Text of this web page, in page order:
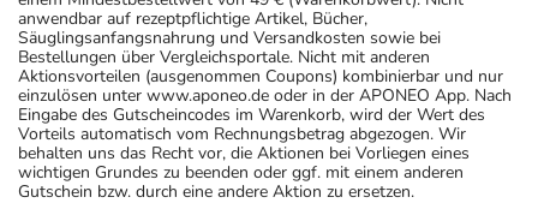
anwendbar auf rezeptpflichtige Artikel, Bücher,
Säuglingsanfangsnahrung und Versandkosten sowie bei
Bestellungen über Vergleichsportale. Nicht mit anderen
Aktionsvorteilen (ausgenommen Coupons) kombinierbar und nur
einzulösen unter www.aponeo.de oder in der APONEO App. Nach
Eingabe des Gutscheincodes im Warenkorb, wird der Wert des
Vorteils automatisch vom Rechnungsbetrag abgezogen. Wir
behalten uns das Recht vor, die Aktionen bei Vorliegen eines
wichtigen Grundes zu beenden oder ggf. mit einem anderen
Gutschein bzw. durch eine andere Aktion zu ersetzen.